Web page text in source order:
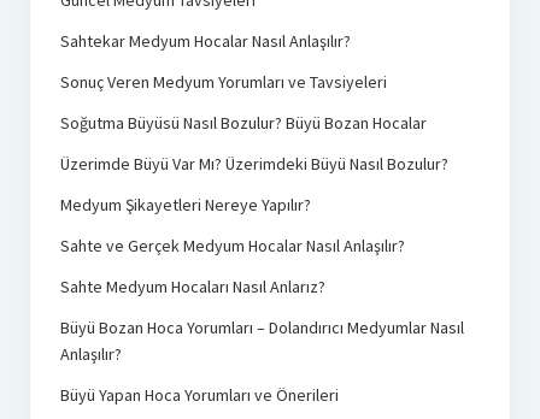
Sahtekar Medyum Hocalar Nasıl Anlaşılır?
Sonuç Veren Medyum Yorumları ve Tavsiyeleri
Soğutma Büyüsü Nasıl Bozulur? Büyü Bozan Hocalar
Üzerimde Büyü Var Mı? Üzerimdeki Büyü Nasıl Bozulur?
Medyum Şikayetleri Nereye Yapılır?
Sahte ve Gerçek Medyum Hocalar Nasıl Anlaşılır?
Sahte Medyum Hocaları Nasıl Anlarız?
Büyü Bozan Hoca Yorumları – Dolandırıcı Medyumlar Nasıl
Anlaşılır?
Büyü Yapan Hoca Yorumları ve Önerileri